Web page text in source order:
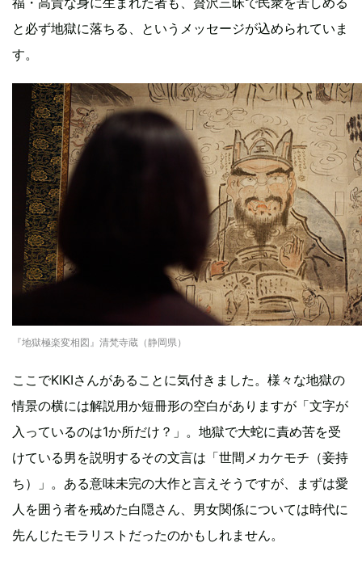
と必ず地獄に落ちる、というメッセージが込められていま
す。
『地獄極楽変相図』清梵寺蔵（静岡県）
ここでKIKIさんがあることに気付きました。様々な地獄の
情景の横には解説用か短冊形の空白がありますが「文字が
入っているのは1か所だけ？」。地獄で大蛇に責め苦を受
けている男を説明するその文言は「世間メカケモチ（妾持
ち）」。ある意味未完の大作と言えそうですが、まずは愛
人を囲う者を戒めた白隠さん、男女関係については時代に
先んじたモラリストだったのかもしれません。